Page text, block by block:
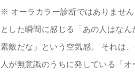
※ オーラカラー診断ではありませ
とした瞬間に感じる「あの人はなん
素敵だな」という空気感。 それは
人が無意識のうちに発している「オ